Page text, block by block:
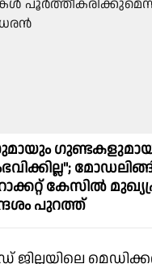
കേസിൽ
പുറത്ത്